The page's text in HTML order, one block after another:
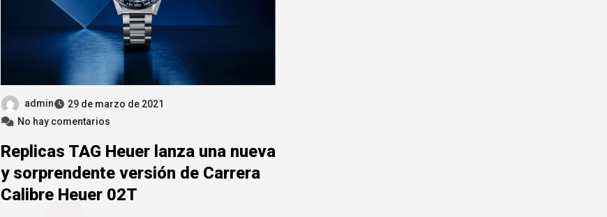
admin
29 de marzo de 2021
No hay comentarios
Replicas TAG Heuer lanza una nueva
y sorprendente versión de Carrera
Calibre Heuer 02T